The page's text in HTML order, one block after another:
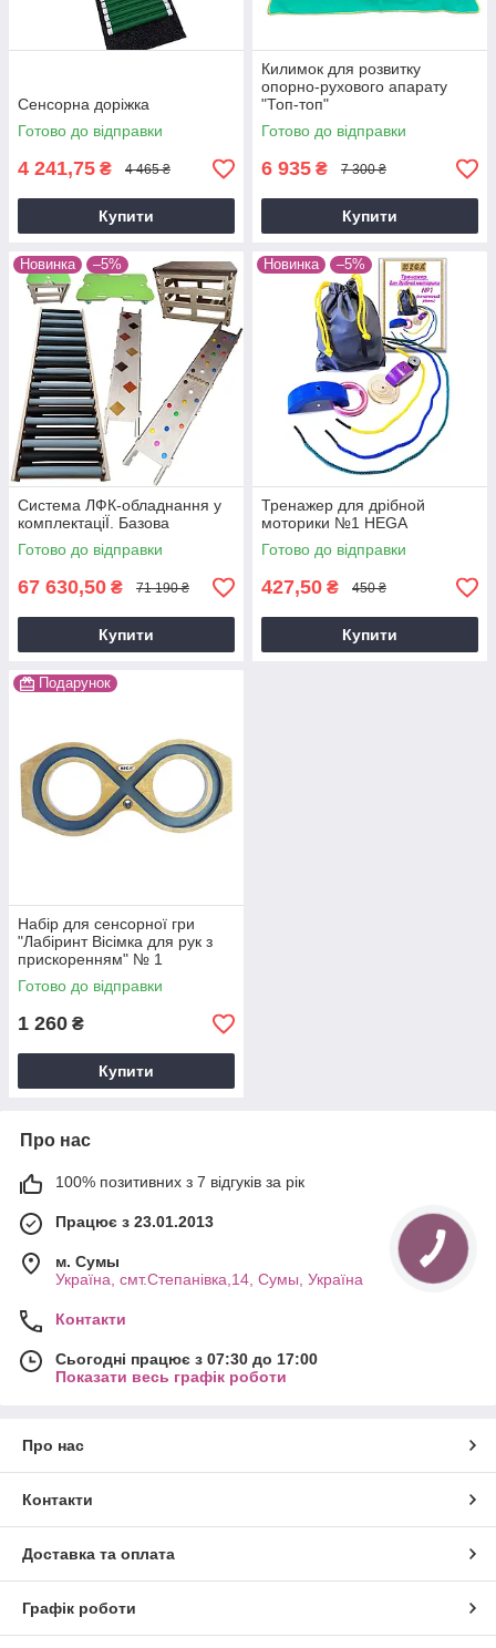
Сенсорна доріжка
Готово до відправки
4 241,75 ₴ 4 465 ₴
Купити
Килимок для розвитку
опорно-рухового апарату
"Топ-топ"
Готово до відправки
6 935 ₴ 7 300 ₴
Купити
Новинка –5%
Система ЛФК-обладнання у
комплектацiЇ. Базова
Готово до відправки
67 630,50 ₴ 71 190 ₴
Купити
Новинка –5%
Тренажер для дрібной
моторики №1 HEGA
Готово до відправки
427,50 ₴ 450 ₴
Купити
Подарунок
Набiр для сенсорної гри
"Лабіринт Вісімка для рук з
прискоренням" № 1
Готово до відправки
1 260 ₴
Купити
Про нас
100% позитивних з 7 відгуків за рік
Працює з 23.01.2013
м. Cумы
Україна, смт.Степанівка,14, Cумы, Україна
Контакти
Сьогодні працює з 07:30 до 17:00
Показати весь графік роботи
Про нас
Контакти
Доставка та оплата
Графік роботи